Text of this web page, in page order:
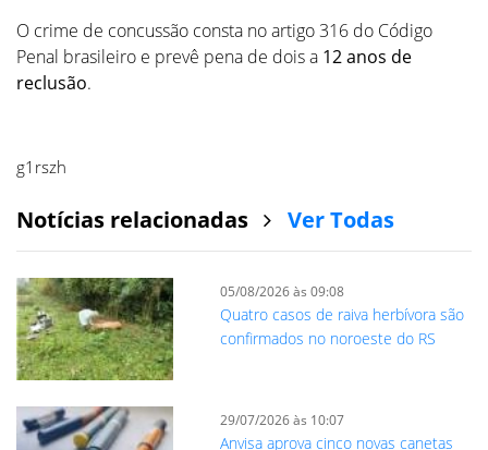
O crime de concussão consta no artigo 316 do Código
Penal brasileiro e prevê pena de dois a 12 anos de
reclusão.
g1rszh
Notícias relacionadas Ver Todas
05/08/2026 às 09:08
Quatro casos de raiva herbívora são
confirmados no noroeste do RS
29/07/2026 às 10:07
Anvisa aprova cinco novas canetas